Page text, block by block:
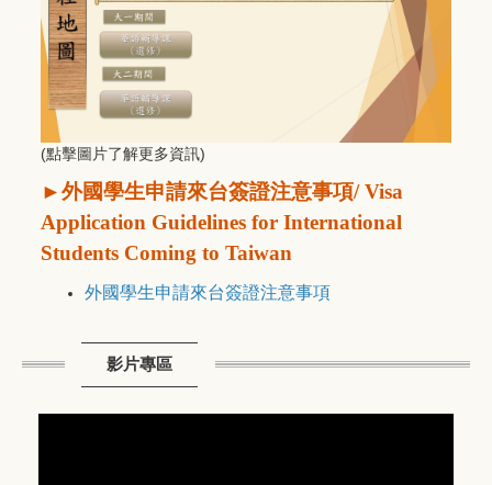
(點擊圖片了解更多資訊)
►外國學生申請來台簽證注意事項/ Visa
Application Guidelines for International
Students Coming to Taiwan
外國學生申請來台簽證注意事項
影片專區